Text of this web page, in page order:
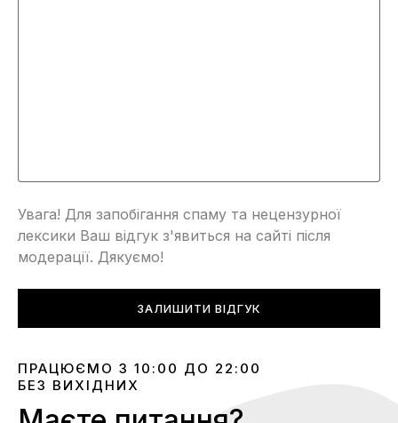
Увага! Для запобігання спаму та нецензурної
лексики Ваш відгук з'явиться на сайті після
модерації. Дякуємо!
ЗАЛИШИТИ ВІДГУК
ПРАЦЮЄМО З 10:00 ДО 22:00
БЕЗ ВИХІДНИХ